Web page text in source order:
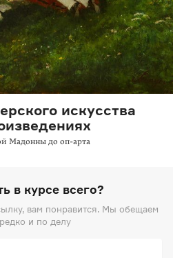
искусства
Мадонны до оп-арта
в курсе всего?
вам понравится. Мы обещаем
и по делу